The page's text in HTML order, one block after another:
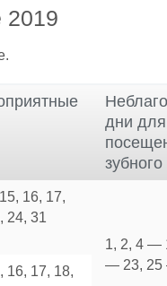
2019
дни для
16, 17,
24, 31
1, 2, 4 —
— 23, 25
16, 17, 18,